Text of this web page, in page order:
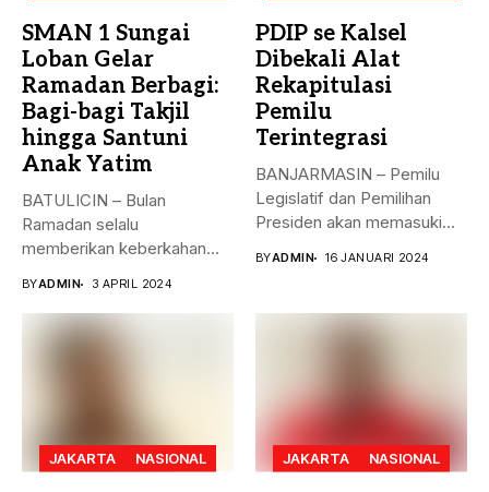
SMAN 1 Sungai
Loban Gelar
Ramadan Berbagi:
Bagi-bagi Takjil
hingga Santuni
Anak Yatim
BATULICIN – Bulan
Ramadan selalu
memberikan keberkahan
BYADMIN 3 APRIL 2024
PDIP se Kalsel
Dibekali Alat
Rekapitulasi
Pemilu
Terintegrasi
BANJARMASIN – Pemilu
Legislatif dan Pemilihan
Presiden akan memasuki
BYADMIN 16 JANUARI 2024
JAKARTA NASIONAL JAKARTA NASIONAL